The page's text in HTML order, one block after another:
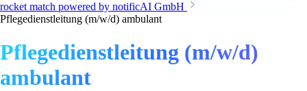
rocket match powered by notificAI GmbH
Pflegedienstleitung (m/w/d) ambulant
Pflegedienstleitung (m/w/d)
ambulant